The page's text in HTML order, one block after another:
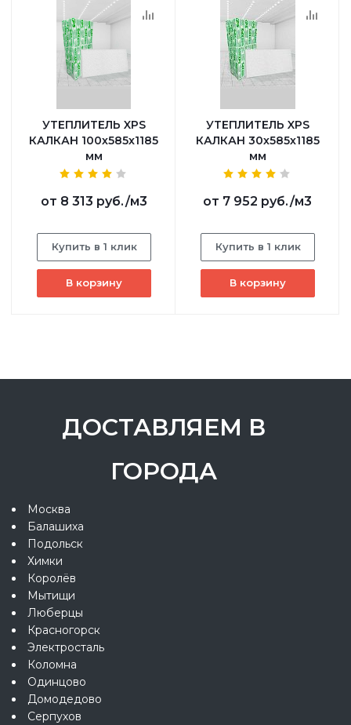
УТЕПЛИТЕЛЬ XPS
КАЛКАН 100х585х1185
мм
от 8 313 руб./м3
Купить в 1 клик
В корзину
УТЕПЛИТЕЛЬ XPS
КАЛКАН 30х585х1185
мм
от 7 952 руб./м3
Купить в 1 клик
В корзину
ДОСТАВЛЯЕМ В
ГОРОДА
Москва
Балашиха
Подольск
Химки
Королёв
Мытищи
Люберцы
Красногорск
Электросталь
Коломна
Одинцово
Домодедово
Серпухов